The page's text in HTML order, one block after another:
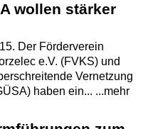
wollen stärker
Der Förderverein
e.V. (FVKS) und
Vernetzung
haben ein... ...mehr